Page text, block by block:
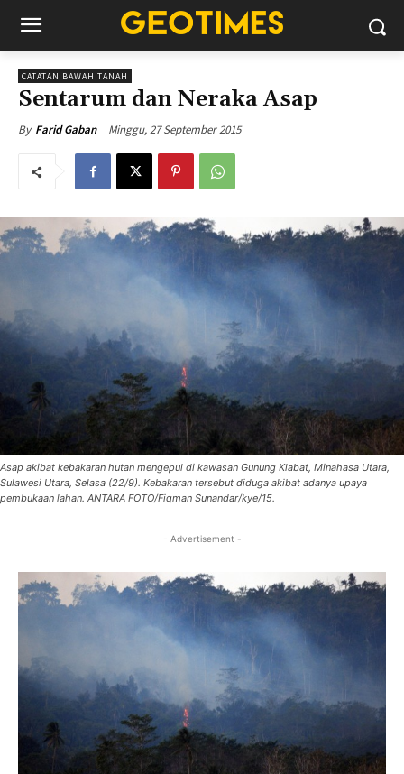
CATATAN BAWAH TANAH
Sentarum dan Neraka Asap
By Farid Gaban Minggu, 27 September 2015
Asap akibat kebakaran hutan mengepul di kawasan Gunung Klabat, Minahasa Utara,
Sulawesi Utara, Selasa (22/9). Kebakaran tersebut diduga akibat adanya upaya
pembukaan lahan. ANTARA FOTO/Fiqman Sunandar/kye/15.
- Advertisement -